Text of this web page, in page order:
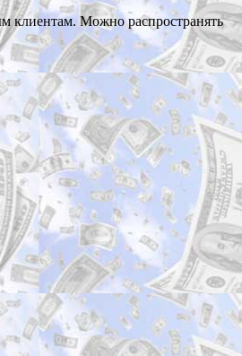
клиентам. Можно распространять